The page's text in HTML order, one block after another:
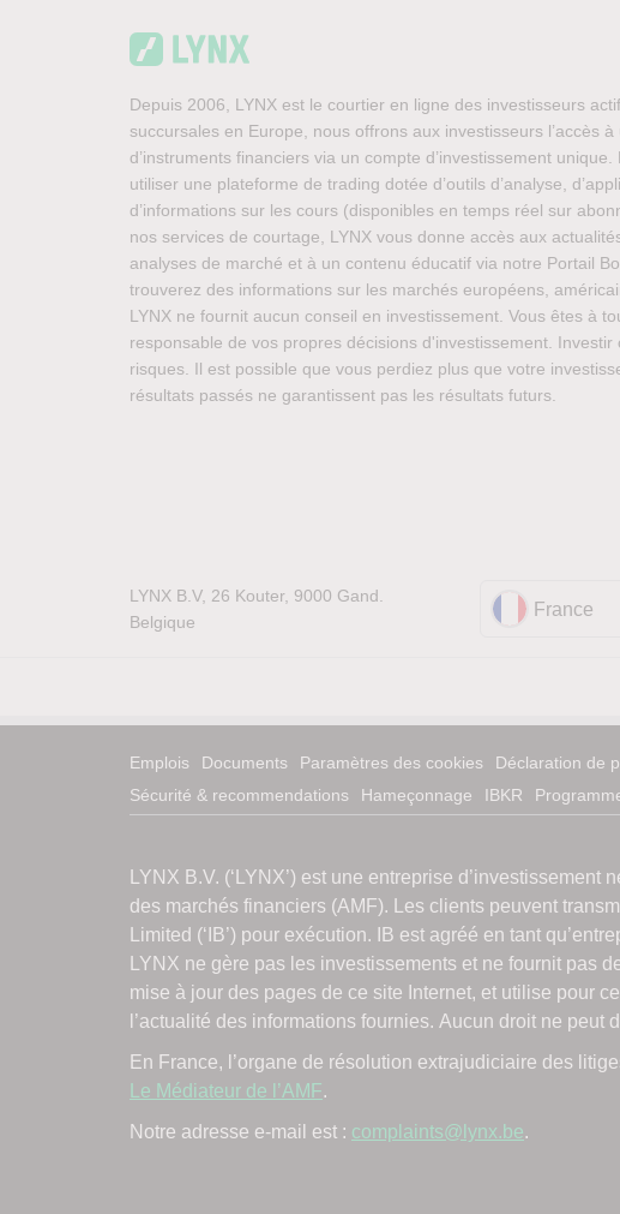
Depuis 2006, LYNX est le courtier en ligne des investisseurs
succursales en Europe, nous offrons aux investisseurs l’accès
d’instruments financiers via un compte d’investissement
utiliser une plateforme de trading dotée d’outils d’analyse,
d’informations sur les cours (disponibles en temps réel sur
nos services de courtage, LYNX vous donne accès aux
analyses de marché et à un contenu éducatif via notre Portail
trouverez des informations sur les marchés européens,
LYNX ne fournit aucun conseil en investissement. Vous êtes à
responsable de vos propres décisions d'investissement. Investir
risques. Il est possible que vous perdiez plus que votre
résultats passés ne garantissent pas les résultats futurs.
LYNX B.V, 26 Kouter, 9000 Gand.
Belgique
France
Emplois Documents Paramètres des cookies Déclaration de
Sécurité & recommendations
Hameçonnage IBKR